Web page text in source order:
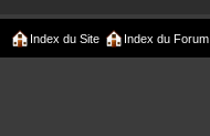
Index du Site Index du Forum